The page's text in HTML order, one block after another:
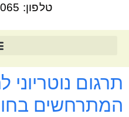
טלפון: 1-800-052-065
תרגום נוטריוני
המתרחשים